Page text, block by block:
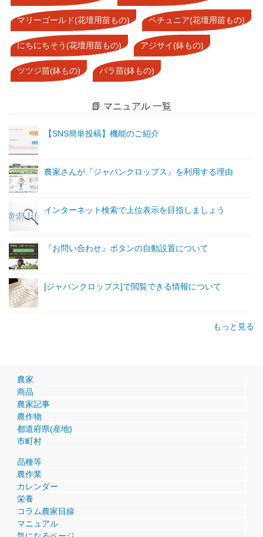
マリーゴールド(花壇用苗もの) ペチュニア(花壇用苗もの)
にちにちそう(花壇用苗もの) アジサイ(鉢もの)
ツツジ苗(鉢もの) バラ苗(鉢もの)
📗 マニュアル 一覧
【SNS簡単投稿】機能のご紹介
農家さんが『ジャパンクロップス』を利用する理由
インターネット検索で上位表示を目指しましょう
『お問い合わせ』ボタンの自動設置について
[ジャパンクロップス]で閲覧できる情報について
もっと見る
農家
商品
農家記事
農作物
都道府県(産地)
市町村
品種等
農作業
カレンダー
栄養
コラム農家目線
マニュアル